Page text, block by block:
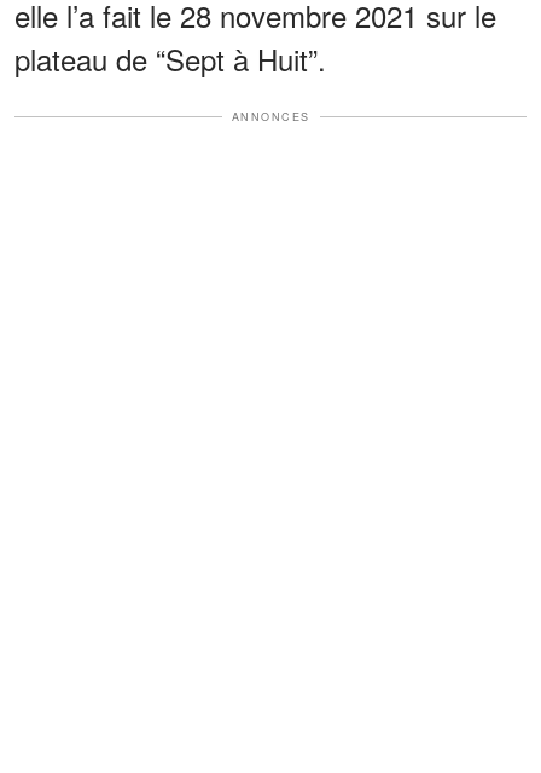
elle l’a fait le 28 novembre 2021 sur le
plateau de “Sept à Huit”.
ANNONCES